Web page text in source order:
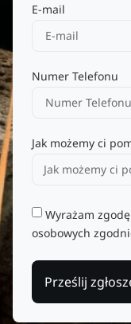
E-mail
Numer Telefonu
Jak możemy ci
Wyrażam
osobowych
Prześlij